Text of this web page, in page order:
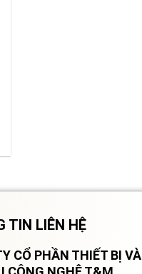
TIN LIÊN HỆ
CỔ PHẦN THIẾT BỊ VÀ